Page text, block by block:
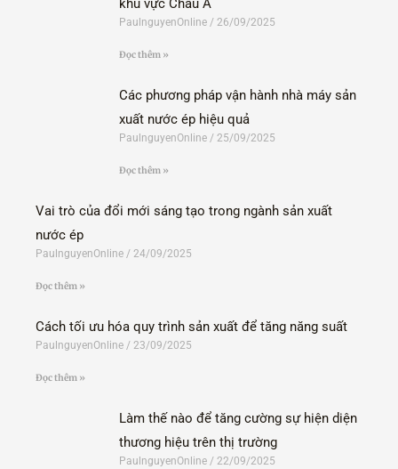
khu vực Châu Á
PaulnguyenOnline 26/09/2025
Đọc thêm »
Các phương pháp vận hành nhà máy sản
xuất nước ép hiệu quả
PaulnguyenOnline 25/09/2025
Đọc thêm »
Vai trò của đổi mới sáng tạo trong ngành sản xuất
nước ép
PaulnguyenOnline 24/09/2025
Đọc thêm »
Cách tối ưu hóa quy trình sản xuất để tăng năng suất
PaulnguyenOnline 23/09/2025
Đọc thêm »
Làm thế nào để tăng cường sự hiện diện
thương hiệu trên thị trường
PaulnguyenOnline 22/09/2025